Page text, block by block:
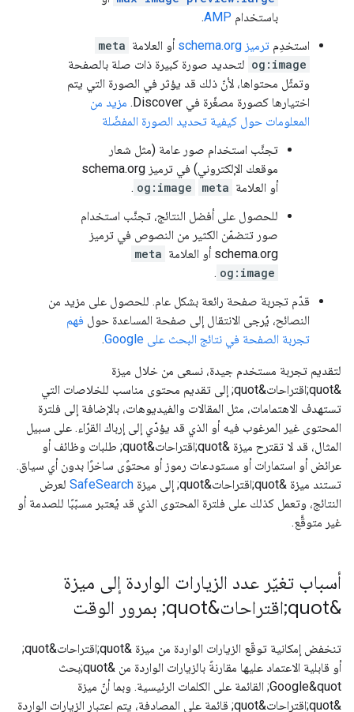
باستخدام AMP
.
استخدِم ترميز schema.org أو العلامة meta
og:image لتحديد صورة كبيرة ذات صلة بالصفحة
وتمثّل محتواها، لأنّ ذلك قد يؤثر في الصورة التي يتم
اختيارها كصورة مصغّرة في Discover.
مزيد من
المعلومات حول كيفية تحديد الصورة المفضّلة
تجنَّب استخدام صور عامة (مثل شعار
موقعك الإلكتروني) في ترميز schema.org
أو العلامة meta
og:image
.
للحصول على أفضل النتائج، تجنَّب استخدام
صور تتضمّن الكثير من النصوص في ترميز
schema.org أو العلامة
meta
og:image
.
قدّم تجربة صفحة رائعة بشكل عام. للحصول على مزيد من
النصائح، يُرجى الانتقال إلى صفحة المساعدة حول فهم
تجربة الصفحة في نتائج البحث على Google
.
لتقديم تجربة مستخدم جيدة، نسعى من خلال ميزة
&quot;اقتراحات&quot; إلى تقديم محتوى مناسب للخلاصات التي
تستهدف الاهتمامات، مثل المقالات والفيديوهات، بالإضافة إلى فلترة
المحتوى غير المرغوب فيه أو الذي قد يؤدّي إلى إرباك القرّاء. على سبيل
المثال، قد لا تقترح ميزة &quot;اقتراحات&quot; طلبات وظائف أو
عرائض أو استمارات أو مستودعات رموز أو محتوًى ساخرًا بدون أي سياق.
تستند ميزة &quot;اقتراحات&quot; إلى ميزة
SafeSearch لعرض
النتائج، وتعمل كذلك على فلترة المحتوى الذي قد يُعتبر مسبّبًا للصدمة أو
غير متوقَّع.
أسباب تغيّر عدد الزيارات الواردة إلى ميزة
&quot;اقتراحات&quot; بمرور الوقت
تنخفض إمكانية توقّع الزيارات الواردة من ميزة &quot;اقتراحات&quot;
أو قابلية الاعتماد عليها مقارنةً بالزيارات الواردة من &quot;بحث
Google&quot; القائمة على الكلمات الرئيسية. وبما أنّ ميزة
&quot;اقتراحات&quot; قائمة على المصادفة، يتم اعتبار الزيارات الواردة